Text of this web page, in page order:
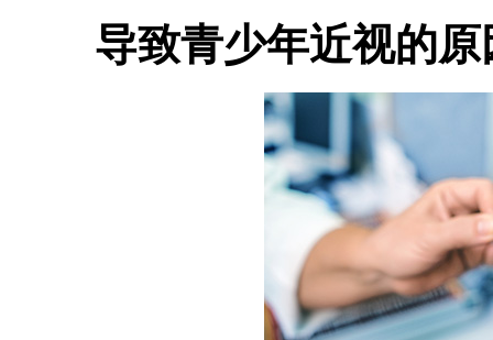
导致青少年近视的原